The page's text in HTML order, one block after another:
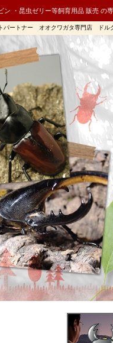
ン ・昆虫ゼリー等飼育用品 販売 の
パートナー オオクワガタ専門店 ドル